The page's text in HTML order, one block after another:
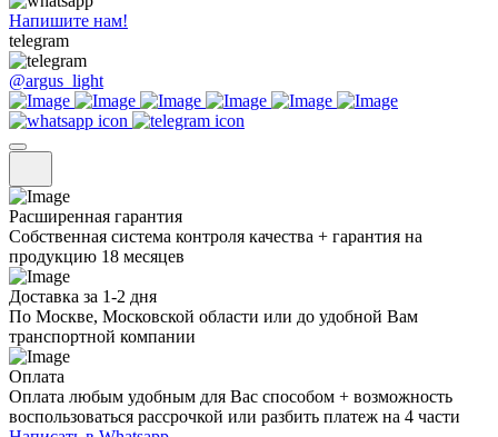
Напишите нам!
telegram
@argus_light
Расширенная гарантия
Собственная система контроля качества + гарантия на
продукцию 18 месяцев
Доставка за 1-2 дня
По Москве, Московской области или до удобной Вам
транспортной компании
Оплата
Оплата любым удобным для Вас способом + возможность
воспользоваться рассрочкой или разбить платеж на 4 части